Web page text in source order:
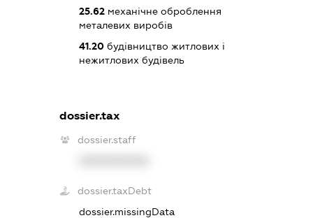
25.62 механічне оброблення
металевих виробів
41.20 будівництво житлових і
нежитлових будівель
dossier.tax
dossier.staff
dossier.taxDebt
dossier.missingData